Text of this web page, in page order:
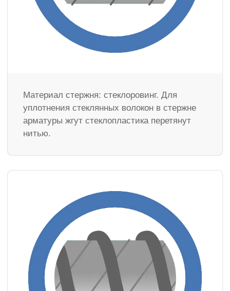
Материал стержня: стеклоровинг. Для
уплотнения стеклянных волокон в стержне
арматуры жгут стеклопластика перетянут
нитью.